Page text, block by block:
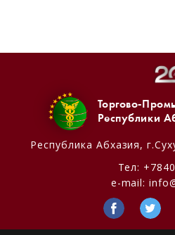
Торгово-
Республики
Республика Абхазия,
Тел:
e-mail: